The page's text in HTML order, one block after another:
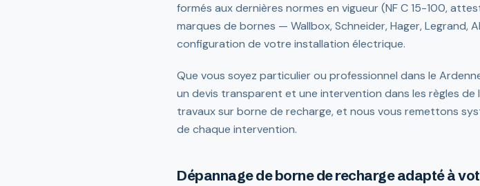
formés aux dernières normes en vigueur (NF C 15-100,
marques de bornes — Wallbox, Schneider, Hager,
configuration de votre installation électrique.
Que vous soyez particulier ou professionnel dans le
un devis transparent et une intervention dans les règles
travaux sur borne de recharge, et nous vous remettons
de chaque intervention.
Dépannage de borne de recharge adapté à